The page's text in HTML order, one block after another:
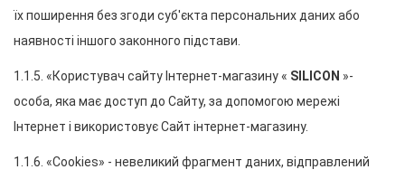
їх поширення без згоди суб'єкта персональних даних або
наявності іншого законного підстави.
1.1.5. «Користувач сайту Інтернет-магазину « SILICON »-
особа, яка має доступ до Сайту, за допомогою мережі
Інтернет і використовує Сайт інтернет-магазину.
1.1.6. «Cookies» - невеликий фрагмент даних, відправлений